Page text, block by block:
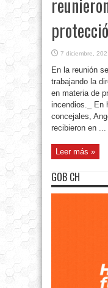
7 diciembre,
En la reunión
trabajando la
en materia de
incendios._ En
concejales,
recibieron en ...
Leer más »
GOB CH